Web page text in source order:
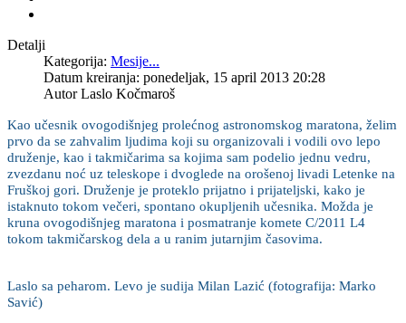
Detalji
Kategorija: Mesije...
Datum kreiranja: ponedeljak, 15 april 2013 20:28
AutorLaslo Kočmaroš
Kao učesnik ovogodišnjeg prolećnog astronomskog maratona, želim
prvo da se zahvalim ljudima koji su organizovali i vodili ovo lepo
druženje, kao i takmičarima sa kojima sam podelio jednu vedru,
zvezdanu noć uz teleskope i dvoglede na orošenoj livadi Letenke na
Fruškoj gori. Druženje je proteklo prijatno i prijateljski, kako je
istaknuto tokom večeri, spontano okupljenih učesnika. Možda je
kruna ovogodišnjeg maratona i posmatranje komete C/2011 L4
tokom takmičarskog dela a u ranim jutarnjim časovima.
Laslo sa peharom. Levo je sudija Milan Lazić (fotografija: Marko
Savić)